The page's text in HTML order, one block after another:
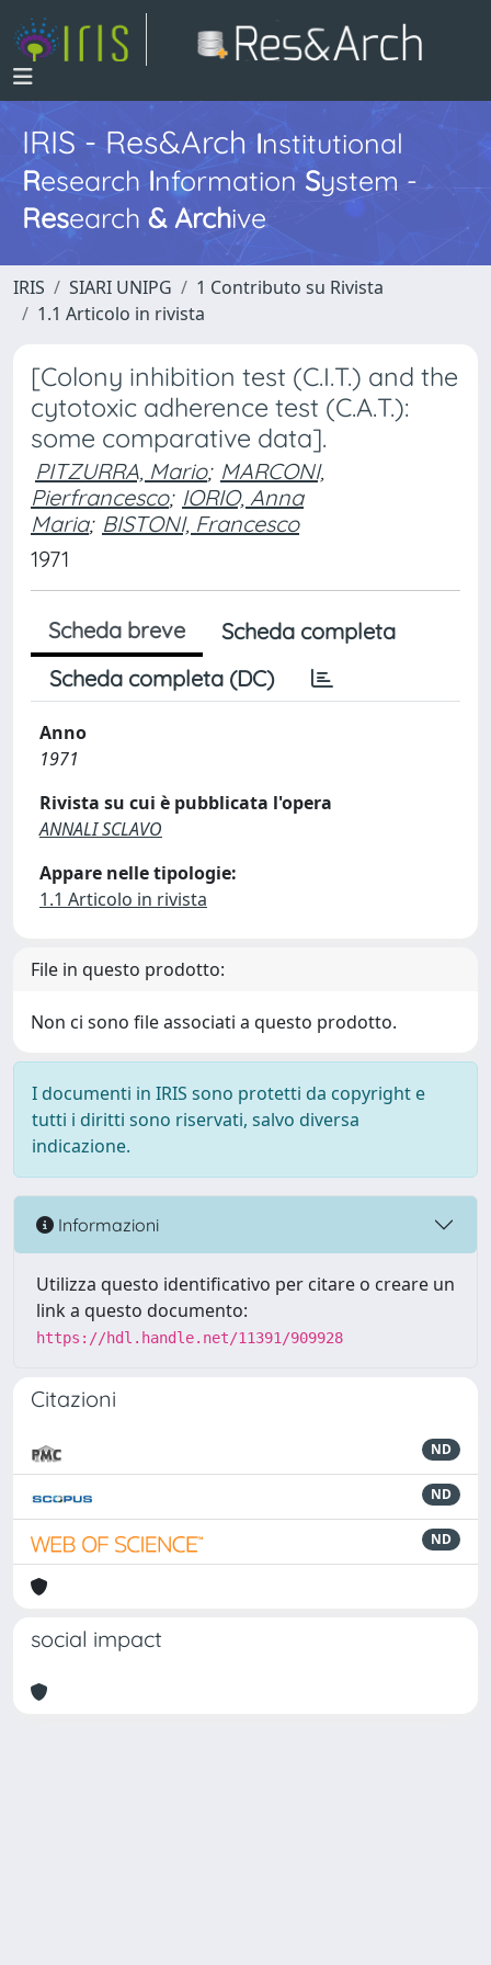
IRIS - Res&ArchInstitutional
Research InformationSystem -
Research & Archive
IRIS SIARI UNIPG
1 Contributo su Rivista
1.1 Articolo in rivista
[Colony inhibition test (C.I.T.) and the
cytotoxic adherence test (C.A.T.):
some comparative data].
PITZURRA, Mario; MARCONI,
Pierfrancesco; IORIO, Anna
Maria; BISTONI, Francesco
1971
Scheda breve
Scheda completa
Scheda completa (DC)
Anno
1971
Rivista su cui è pubblicata l'opera
ANNALI SCLAVO
Appare nelle tipologie:
1.1 Articolo in rivista
File in questo prodotto:
Non ci sono file associati a questo prodotto.
I documenti in IRIS sono protetti da copyright e
tutti i diritti sono riservati, salvo diversa
indicazione.
Informazioni
Utilizza questo identificativo per citare o creare un
link a questo documento:
https://hdl.handle.net/11391/909928
Citazioni
ND
ND
ND
social impact